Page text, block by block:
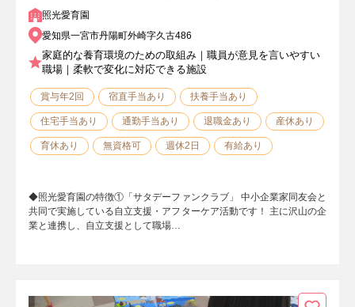
照光愛育園
愛知県一宮市丹陽町外崎字久古486
家庭的な養育環境のための取組み｜職員が意見を言いやすい
職場｜柔軟で変化に対応できる施設
賞与年2回 宿直手当あり 扶養手当あり
住宅手当あり 通勤手当あり 退職金あり 産休あり
育休あり 無資格可 週休2日 有給あり
◆照光愛育園の特徴①「サタデーファンクラブ」 中小企業家同友会と
共同で実施している自立支援・アフターケア活動です！ 主に沢山の企
業と連携し、自立支援として職場…